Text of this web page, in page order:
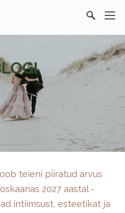
teieni piiratud arvus
2027 aastal -
intiimsust, esteetikat ja